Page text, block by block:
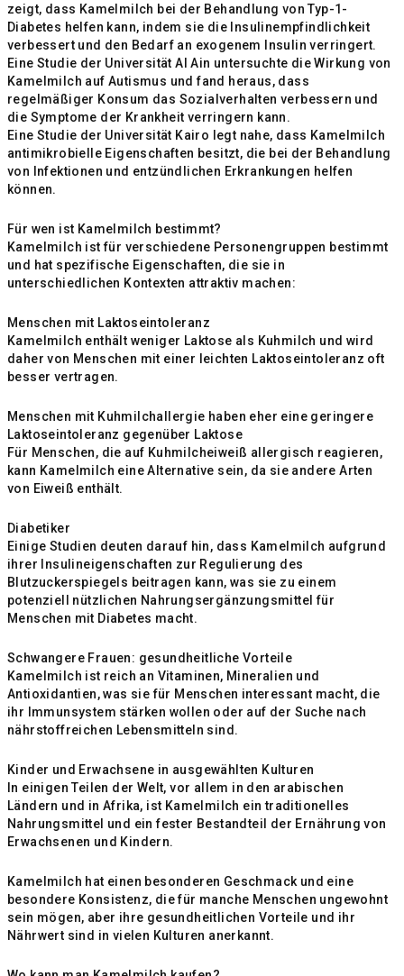
zeigt, dass Kamelmilch bei der Behandlung von Typ-1-
Diabetes helfen kann, indem sie die Insulinempfindlichkeit
verbessert und den Bedarf an exogenem Insulin verringert.
Eine Studie der Universität Al Ain untersuchte die Wirkung von
Kamelmilch auf Autismus und fand heraus, dass
regelmäßiger Konsum das Sozialverhalten verbessern und
die Symptome der Krankheit verringern kann.
Eine Studie der Universität Kairo legt nahe, dass Kamelmilch
antimikrobielle Eigenschaften besitzt, die bei der Behandlung
von Infektionen und entzündlichen Erkrankungen helfen
können.
Für wen ist Kamelmilch bestimmt?
Kamelmilch ist für verschiedene Personengruppen bestimmt
und hat spezifische Eigenschaften, die sie in
unterschiedlichen Kontexten attraktiv machen:
Menschen mit Laktoseintoleranz
Kamelmilch enthält weniger Laktose als Kuhmilch und wird
daher von Menschen mit einer leichten Laktoseintoleranz oft
besser vertragen.
Menschen mit Kuhmilchallergie haben eher eine geringere
Laktoseintoleranz gegenüber Laktose
Für Menschen, die auf Kuhmilcheiweiß allergisch reagieren,
kann Kamelmilch eine Alternative sein, da sie andere Arten
von Eiweiß enthält.
Diabetiker
Einige Studien deuten darauf hin, dass Kamelmilch aufgrund
ihrer Insulineigenschaften zur Regulierung des
Blutzuckerspiegels beitragen kann, was sie zu einem
potenziell nützlichen Nahrungsergänzungsmittel für
Menschen mit Diabetes macht.
Schwangere Frauen: gesundheitliche Vorteile
Kamelmilch ist reich an Vitaminen, Mineralien und
Antioxidantien, was sie für Menschen interessant macht, die
ihr Immunsystem stärken wollen oder auf der Suche nach
nährstoffreichen Lebensmitteln sind.
Kinder und Erwachsene in ausgewählten Kulturen
In einigen Teilen der Welt, vor allem in den arabischen
Ländern und in Afrika, ist Kamelmilch ein traditionelles
Nahrungsmittel und ein fester Bestandteil der Ernährung von
Erwachsenen und Kindern.
Kamelmilch hat einen besonderen Geschmack und eine
besondere Konsistenz, die für manche Menschen ungewohnt
sein mögen, aber ihre gesundheitlichen Vorteile und ihr
Nährwert sind in vielen Kulturen anerkannt.